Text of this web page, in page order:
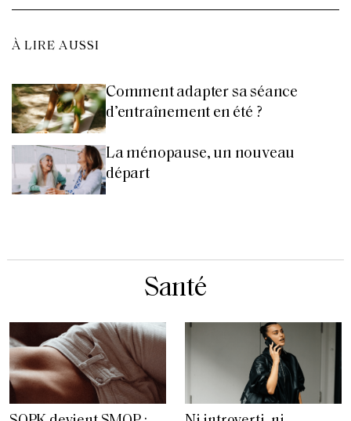
À LIRE AUSSI
Comment adapter sa séance
d’entraînement en été ?
La ménopause, un nouveau
départ
Santé